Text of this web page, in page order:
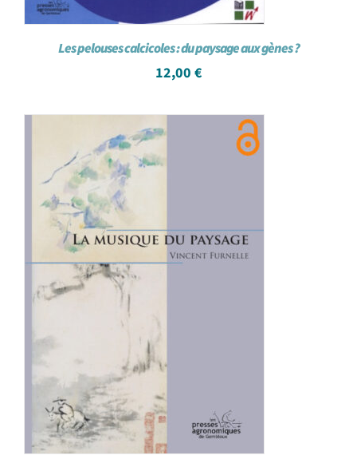
Les pelouses calcicoles : du paysage aux gènes ?
12,00 €